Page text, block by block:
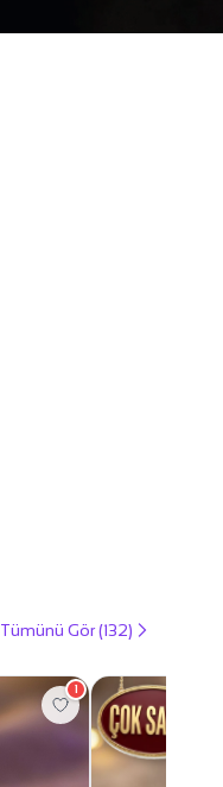
Tümünü Gör (132)
1